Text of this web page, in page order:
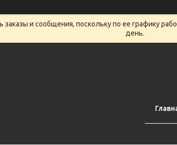
и сообщения, поскольку по ее графику
день.